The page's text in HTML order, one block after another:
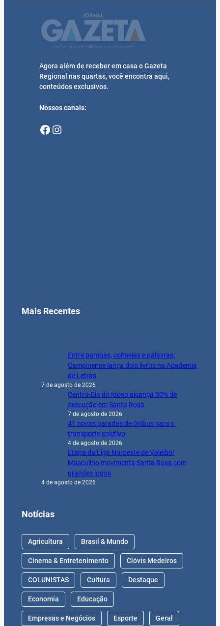
Agora além de receber em casa o Gazeta
Regional nas quartas, você encontra aqui,
conteúdos exclusivos.
Nossos canais:
Facebook Instagram
7 de agosto de 2026
Centro-Dia do Idoso alcança 30% de
transporte coletivo
4 de agosto de 2026
Etapa da Liga Noroeste de Voleibol
Masculino movimenta Santa Rosa com
grandes jogos
4 de agosto de 2026
Brasil & Mundo
Cinema & Entretenimento
Empresas e Negócios Esporte
Na História Política Saúde & Bem-Estar
Segurança Pública Trânsito
© 2024 Jornal Gazeta. CNPJ:10.418.021/0001-85